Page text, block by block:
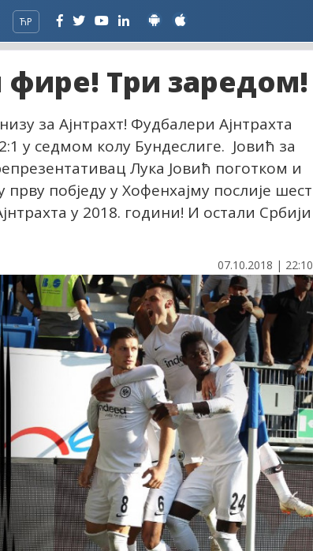
ЋР
фире! Три заредом!
за Ајнтрахт! Фудбалери Ајнтрахта
у седмом колу Бундеслиге. Јовић за
Лука Јовић поготком и
побједу у Хофенхајму послије шест
у 2018. години! И остали Србији
07.10.2018 | 22:10